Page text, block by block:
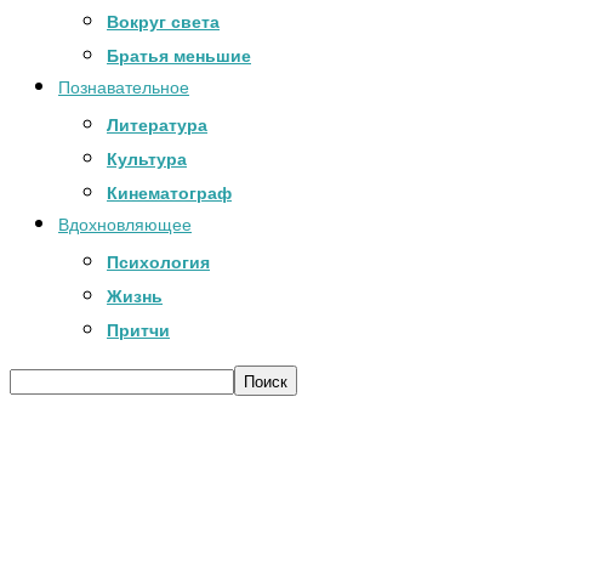
Вокруг света
Братья меньшие
Познавательное
Литература
Культура
Кинематограф
Вдохновляющее
Психология
Жизнь
Притчи